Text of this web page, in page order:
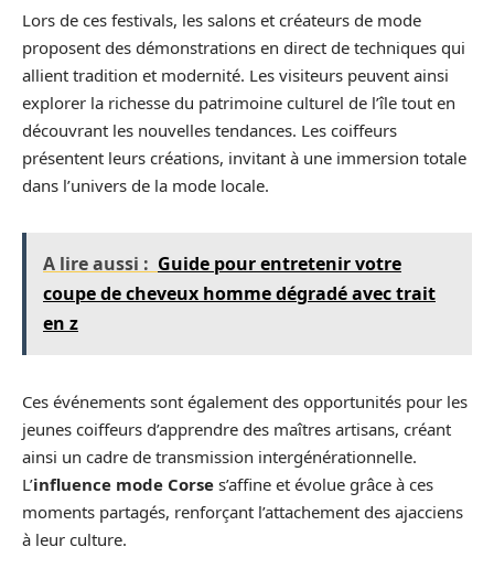
Lors de ces festivals, les salons et créateurs de mode
proposent des démonstrations en direct de techniques qui
allient tradition et modernité. Les visiteurs peuvent ainsi
explorer la richesse du patrimoine culturel de l’île tout en
découvrant les nouvelles tendances. Les coiffeurs
présentent leurs créations, invitant à une immersion totale
dans l’univers de la mode locale.
A lire aussi : Guide pour entretenir votre
coupe de cheveux homme dégradé avec trait
en z
Ces événements sont également des opportunités pour les
jeunes coiffeurs d’apprendre des maîtres artisans, créant
ainsi un cadre de transmission intergénérationnelle.
L’influence mode Corse s’affine et évolue grâce à ces
moments partagés, renforçant l’attachement des ajacciens
à leur culture.